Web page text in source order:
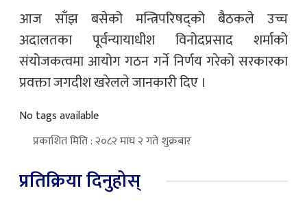
आज साँझ बसेको मन्त्रिपरिषद्को बैठकले उच्च
अदालतका पूर्वन्यायाधीश विनोदप्रसाद शर्माको
संयोजकत्वमा आयोग गठन गर्ने निर्णय गरेको सरकारका
प्रवक्ता जगदीश खरेलले जानकारी दिए ।
No tags available
प्रकाशित मिति : २०८२ माघ २ गते शुक्रबार
प्रतिक्रिया दिनुहोस्